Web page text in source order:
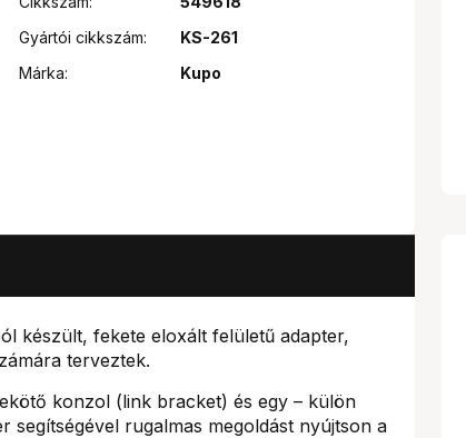
Gyártói cikkszám:
KS-261
Márka:
Kupo
készült, fekete eloxált felületű adapter,
terveztek.
konzol (link bracket) és egy – külön
segítségével rugalmas megoldást nyújtson a